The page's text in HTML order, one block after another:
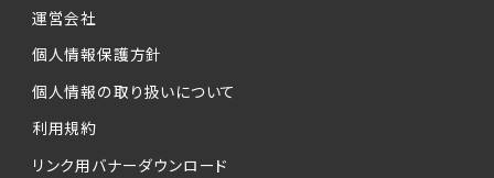
運営会社
個人情報保護方針
個人情報の取り扱いについて
利用規約
リンク用バナーダウンロード